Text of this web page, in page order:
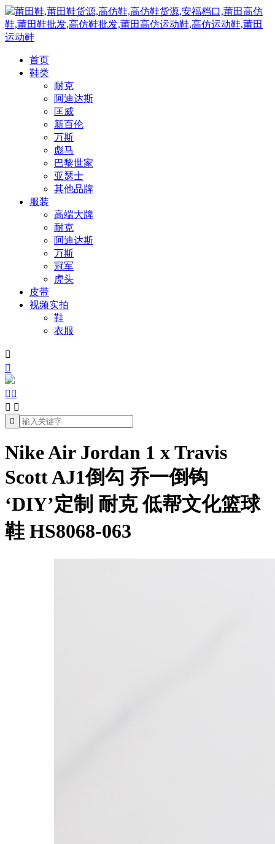
莆田鞋,莆田鞋货源,高仿鞋,高仿鞋货源,安福档口,莆田高仿
鞋,莆田鞋批发,高仿鞋批发,莆田高仿运动鞋,高仿运动鞋,莆田
运动鞋
首页
鞋类
耐克
阿迪达斯
匡威
新百伦
万斯
彪马
巴黎世家
亚瑟士
其他品牌
服装
高端大牌
耐克
阿迪达斯
万斯
冠军
虎头
皮带
视频实拍
鞋
衣服


 
 

Nike Air Jordan 1 x Travis
Scott AJ1倒勾 乔一倒钩
‘DIY’定制 耐克 低帮文化篮球
鞋 HS8068-063